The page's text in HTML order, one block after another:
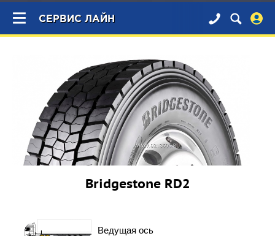
×
СЕРВИС ЛАЙН
Bridgestone RD2
Ведущая ось